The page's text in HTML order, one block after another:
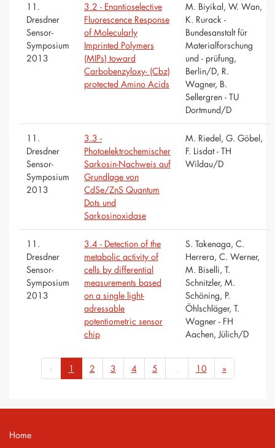
11.
Dresdner
Sensor-
Symposium
2013
3.2 - Enantioselective
Fluorescence Response
of Molecularly
Imprinted Polymers
(MIPs) toward
Carbobenzyloxy- (Cbz)
protected Amino Acids
M. Biyikal, W. Wan,
K. Rurack -
Bundesanstalt für
Materialforschung
und - prüfung,
Berlin/D, R.
Wagner, B.
Sellergren - TU
Dortmund/D
11.
Dresdner
Sensor-
Symposium
2013
3.3 -
Photoelektrochemischer
Sarkosin-Nachweis auf
Grundlage von
CdSe/ZnS Quantum
Dots und
Sarkosinoxidase
M. Riedel, G. Göbel,
F. Lisdat - TH
Wildau/D
11.
Dresdner
Sensor-
Symposium
2013
3.4 - Detection of the
metabolic activity of
cells by differential
measurements based
on a single light-
adressable
potentiometric sensor
chip
S. Takenaga, C.
Herrera, C. Werner,
M. Biselli, T.
Schnitzler, M.
Schöning, P.
Öhlschläger, T.
Wagner - FH
Aachen, Jülich/D
« 1 2 3 4 5 ... 10 »
Home